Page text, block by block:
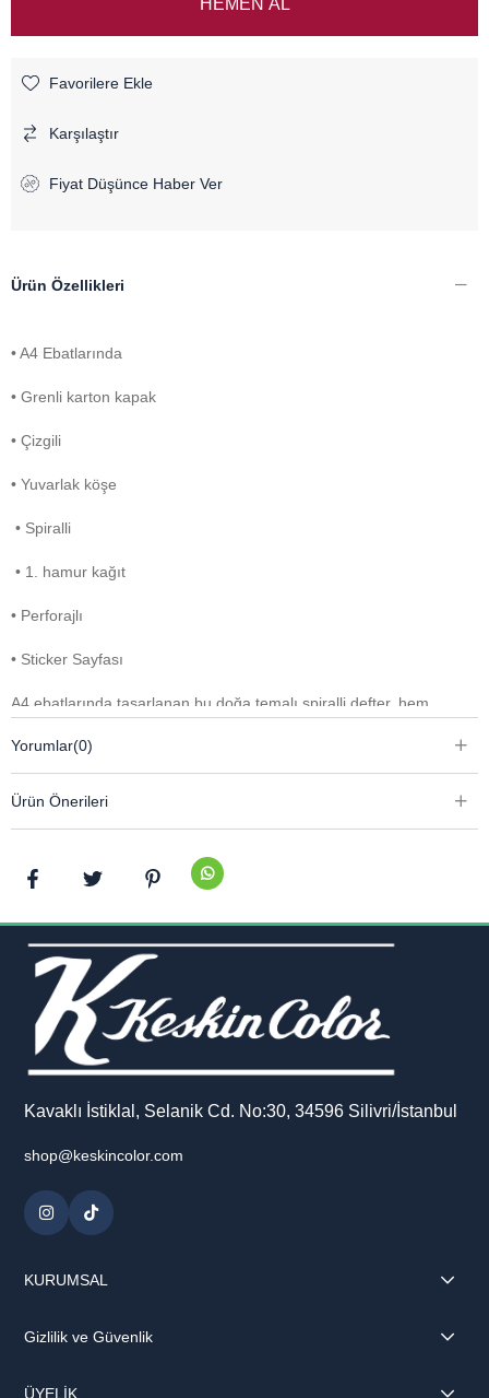
Favorilere Ekle
Karşılaştır
Fiyat Düşünce Haber Ver
Ürün Özellikleri
• A4 Ebatlarında
• Grenli karton kapak
• Çizgili
• Yuvarlak köşe
• Spiralli
• 1. hamur kağıt
• Perforajlı
• Sticker Sayfası
A4 ebatlarında tasarlanan bu doğa temalı spiralli defter, hem
bir seçenektir. Grenli karton kapağı sayesinde dayanıklılık
Yuvarlak köşeleri ile daha güvenli ve konforlu bir kullanım sunan
deneyimi sağlar. Spiralli yapısı, sayfaları kolayca çevirmenize ve
defteri rahatça kullanmanıza olanak tanır.
Perforajlı sayfaları sayesinde dilediğiniz notları kolayca koparabilir,
düzenleyebilir veya paylaşabilirsiniz. İçerisinde yer alan sticker
sayfası ile defterinizi kişiselleştirebilir, doğa temalı tasarımınızı
daha eğlenceli hale getirebilirsiniz.
Yorumlar(0)
Ürün Önerileri
Kavaklı İstiklal, Selanik Cd. No:30, 34596 Silivri/İstanbul
shop@keskincolor.com
KURUMSAL
Gizlilik ve Güvenlik
ÜYELİK